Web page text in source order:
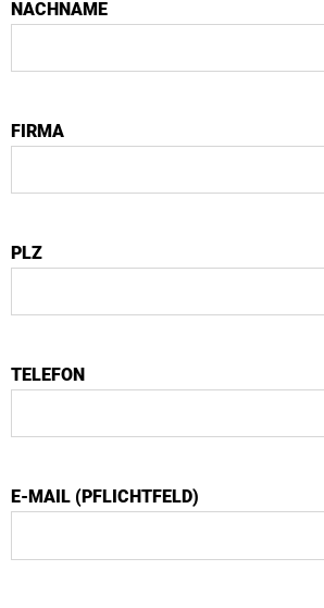
NACHNAME
FIRMA
PLZ
TELEFON
E-MAIL (PFLICHTFELD)